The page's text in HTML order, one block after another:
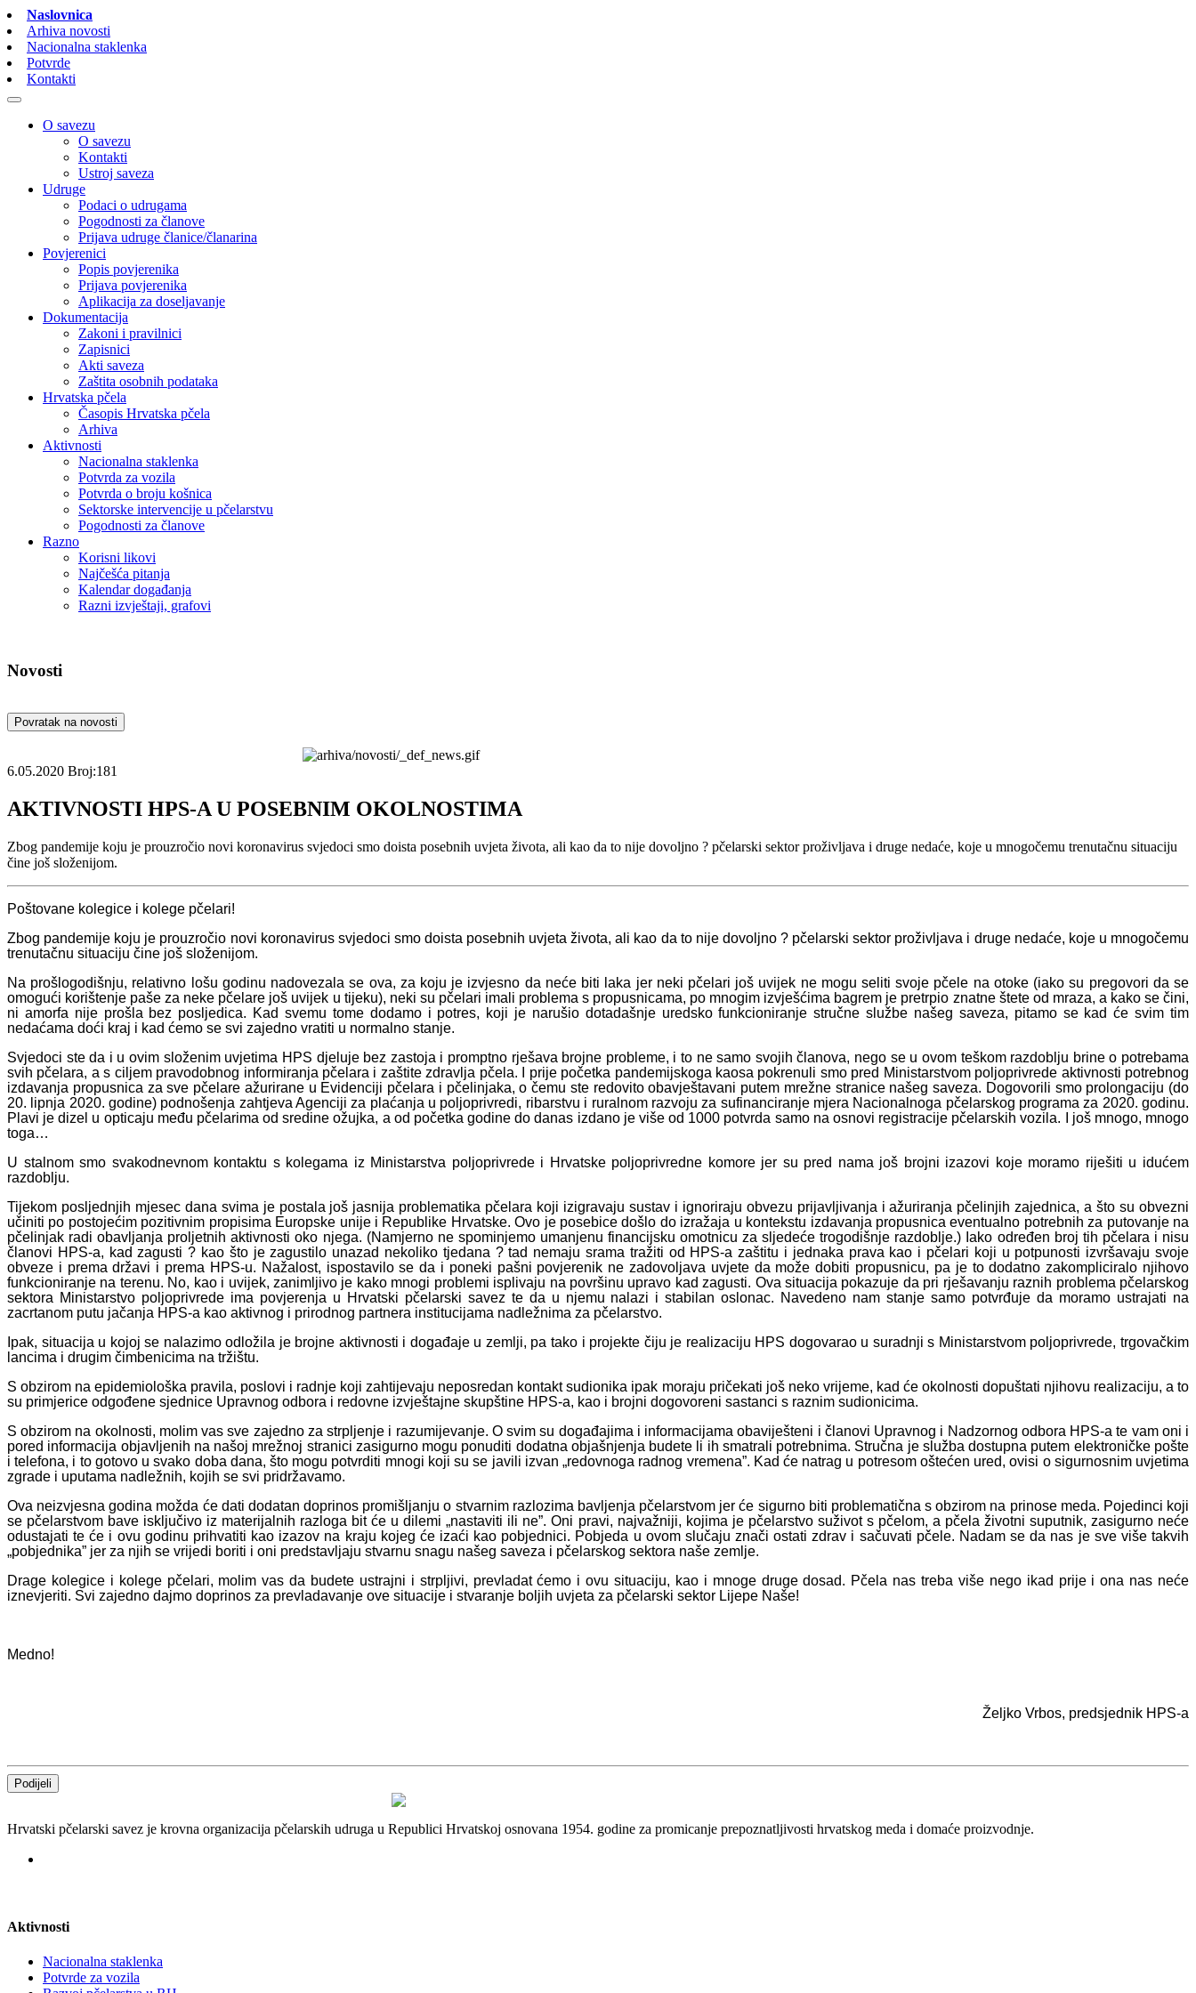
Naslovnica
Arhiva novosti
Nacionalna staklenka
Potvrde
Kontakti
O savezu
O savezu
Kontakti
Ustroj saveza
Udruge
Podaci o udrugama
Pogodnosti za članove
Prijava udruge članice/članarina
Povjerenici
Popis povjerenika
Prijava povjerenika
Aplikacija za doseljavanje
Dokumentacija
Zakoni i pravilnici
Zapisnici
Akti saveza
Zaštita osobnih podataka
Hrvatska pčela
Časopis Hrvatska pčela
Arhiva
Aktivnosti
Nacionalna staklenka
Potvrda za vozila
Potvrda o broju košnica
Sektorske intervencije u pčelarstvu
Pogodnosti za članove
Razno
Korisni likovi
Najčešća pitanja
Kalendar događanja
Razni izvještaji, grafovi
Novosti
Povratak na novosti
6.05.2020 Broj:181
AKTIVNOSTI HPS-A U POSEBNIM OKOLNOSTIMA
Zbog pandemije koju je prouzročio novi koronavirus svjedoci smo doista posebnih uvjeta života, ali kao da to nije dovoljno ? pčelarski sektor proživljava i druge nedaće, koje u mnogočemu trenutačnu situaciju
čine još složenijom.
Poštovane kolegice i kolege pčelari!
Zbog pandemije koju je prouzročio novi koronavirus svjedoci smo doista posebnih uvjeta života, ali kao da to nije dovoljno ? pčelarski sektor proživljava i druge nedaće, koje u mnogočemu
trenutačnu situaciju čine još složenijom.
Na prošlogodišnju, relativno lošu godinu nadovezala se ova, za koju je izvjesno da neće biti laka jer neki pčelari još uvijek ne mogu seliti svoje pčele na otoke (iako su pregovori da se
omogući korištenje paše za neke pčelare još uvijek u tijeku), neki su pčelari imali problema s propusnicama, po mnogim izvješćima bagrem je pretrpio znatne štete od mraza, a kako se čini,
ni amorfa nije prošla bez posljedica. Kad svemu tome dodamo i potres, koji je narušio dotadašnje uredsko funkcioniranje stručne službe našeg saveza, pitamo se kad će svim tim
nedaćama doći kraj i kad ćemo se svi zajedno vratiti u normalno stanje.
Svjedoci ste da i u ovim složenim uvjetima HPS djeluje bez zastoja i promptno rješava brojne probleme, i to ne samo svojih članova, nego se u ovom teškom razdoblju brine o potrebama
svih pčelara, a s ciljem pravodobnog informiranja pčelara i zaštite zdravlja pčela. I prije početka pandemijskoga kaosa pokrenuli smo pred Ministarstvom poljoprivrede aktivnosti potrebnog
izdavanja propusnica za sve pčelare ažurirane u Evidenciji pčelara i pčelinjaka, o čemu ste redovito obavještavani putem mrežne stranice našeg saveza. Dogovorili smo prolongaciju (do
20. lipnja 2020. godine) podnošenja zahtjeva Agenciji za plaćanja u poljoprivredi, ribarstvu i ruralnom razvoju za sufinanciranje mjera Nacionalnoga pčelarskog programa za 2020. godinu.
Plavi je dizel u opticaju među pčelarima od sredine ožujka, a od početka godine do danas izdano je više od 1000 potvrda samo na osnovi registracije pčelarskih vozila. I još mnogo, mnogo
toga…
U stalnom smo svakodnevnom kontaktu s kolegama iz Ministarstva poljoprivrede i Hrvatske poljoprivredne komore jer su pred nama još brojni izazovi koje moramo riješiti u idućem
razdoblju.
Tijekom posljednjih mjesec dana svima je postala još jasnija problematika pčelara koji izigravaju sustav i ignoriraju obvezu prijavljivanja i ažuriranja pčelinjih zajednica, a što su obvezni
učiniti po postojećim pozitivnim propisima Europske unije i Republike Hrvatske. Ovo je posebice došlo do izražaja u kontekstu izdavanja propusnica eventualno potrebnih za putovanje na
pčelinjak radi obavljanja proljetnih aktivnosti oko njega. (Namjerno ne spominjemo umanjenu financijsku omotnicu za sljedeće trogodišnje razdoblje.) Iako određen broj tih pčelara i nisu
članovi HPS-a, kad zagusti ? kao što je zagustilo unazad nekoliko tjedana ? tad nemaju srama tražiti od HPS-a zaštitu i jednaka prava kao i pčelari koji u potpunosti izvršavaju svoje
obveze i prema državi i prema HPS-u. Nažalost, ispostavilo se da i poneki pašni povjerenik ne zadovoljava uvjete da može dobiti propusnicu, pa je to dodatno zakompliciralo njihovo
funkcioniranje na terenu. No, kao i uvijek, zanimljivo je kako mnogi problemi isplivaju na površinu upravo kad zagusti. Ova situacija pokazuje da pri rješavanju raznih problema pčelarskog
sektora Ministarstvo poljoprivrede ima povjerenja u Hrvatski pčelarski savez te da u njemu nalazi i stabilan oslonac. Navedeno nam stanje samo potvrđuje da moramo ustrajati na
zacrtanom putu jačanja HPS-a kao aktivnog i prirodnog partnera institucijama nadležnima za pčelarstvo.
Ipak, situacija u kojoj se nalazimo odložila je brojne aktivnosti i događaje u zemlji, pa tako i projekte čiju je realizaciju HPS dogovarao u suradnji s Ministarstvom poljoprivrede, trgovačkim
lancima i drugim čimbenicima na tržištu.
S obzirom na epidemiološka pravila, poslovi i radnje koji zahtijevaju neposredan kontakt sudionika ipak moraju pričekati još neko vrijeme, kad će okolnosti dopuštati njihovu realizaciju, a to
su primjerice odgođene sjednice Upravnog odbora i redovne izvještajne skupštine HPS-a, kao i brojni dogovoreni sastanci s raznim sudionicima.
S obzirom na okolnosti, molim vas sve zajedno za strpljenje i razumijevanje. O svim su događajima i informacijama obaviješteni i članovi Upravnog i Nadzornog odbora HPS-a te vam oni i
pored informacija objavljenih na našoj mrežnoj stranici zasigurno mogu ponuditi dodatna objašnjenja budete li ih smatrali potrebnima. Stručna je služba dostupna putem elektroničke pošte
i telefona, i to gotovo u svako doba dana, što mogu potvrditi mnogi koji su se javili izvan „redovnoga radnog vremena”. Kad će natrag u potresom oštećen ured, ovisi o sigurnosnim uvjetima
zgrade i uputama nadležnih, kojih se svi pridržavamo.
Ova neizvjesna godina možda će dati dodatan doprinos promišljanju o stvarnim razlozima bavljenja pčelarstvom jer će sigurno biti problematična s obzirom na prinose meda. Pojedinci koji
se pčelarstvom bave isključivo iz materijalnih razloga bit će u dilemi „nastaviti ili ne”. Oni pravi, najvažniji, kojima je pčelarstvo suživot s pčelom, a pčela životni suputnik, zasigurno neće
odustajati te će i ovu godinu prihvatiti kao izazov na kraju kojeg će izaći kao pobjednici. Pobjeda u ovom slučaju znači ostati zdrav i sačuvati pčele. Nadam se da nas je sve više takvih
„pobjednika” jer za njih se vrijedi boriti i oni predstavljaju stvarnu snagu našeg saveza i pčelarskog sektora naše zemlje.
Drage kolegice i kolege pčelari, molim vas da budete ustrajni i strpljivi, prevladat ćemo i ovu situaciju, kao i mnoge druge dosad. Pčela nas treba više nego ikad prije i ona nas neće
iznevjeriti. Svi zajedno dajmo doprinos za prevladavanje ove situacije i stvaranje boljih uvjeta za pčelarski sektor Lijepe Naše!
Medno!
Željko Vrbos, predsjednik HPS-a
Podijeli
Hrvatski pčelarski savez je krovna organizacija pčelarskih udruga u Republici Hrvatskoj osnovana 1954. godine za promicanje prepoznatljivosti hrvatskog meda i domaće proizvodnje.
Aktivnosti
Nacionalna staklenka
Potvrde za vozila